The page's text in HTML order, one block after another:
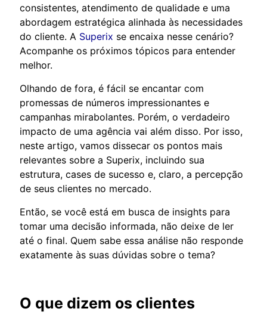
consistentes, atendimento de qualidade e uma
abordagem estratégica alinhada às necessidades
do cliente. A Superix se encaixa nesse cenário?
Acompanhe os próximos tópicos para entender
melhor.
Olhando de fora, é fácil se encantar com
promessas de números impressionantes e
campanhas mirabolantes. Porém, o verdadeiro
impacto de uma agência vai além disso. Por isso,
neste artigo, vamos dissecar os pontos mais
relevantes sobre a Superix, incluindo sua
estrutura, cases de sucesso e, claro, a percepção
de seus clientes no mercado.
Então, se você está em busca de insights para
tomar uma decisão informada, não deixe de ler
até o final. Quem sabe essa análise não responde
exatamente às suas dúvidas sobre o tema?
O que dizem os clientes